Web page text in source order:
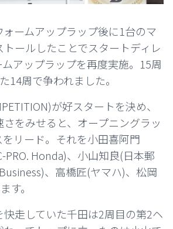
ームアップラップ後に1台のマ
ールしたことでスタートディレ
アップラップを再度実施。15周
14周で争われました。
が好スタートを決め、
をみせると、オープニングラッ
リード。それを小田喜阿門
PRO. Honda)、小山知良(日本郵
、高橋匠(ヤマハ)、松岡
す。
快走していた千田は2周目の第2ヘ